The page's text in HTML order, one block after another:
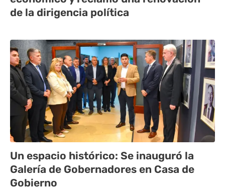
de la dirigencia política
Un espacio histórico: Se inauguró la
Galería de Gobernadores en Casa de
Gobierno